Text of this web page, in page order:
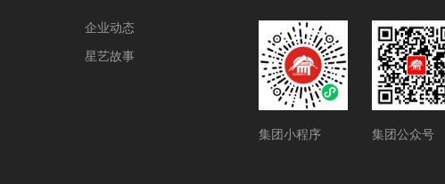
企业动态
星艺故事
集团小程序 集团公众号